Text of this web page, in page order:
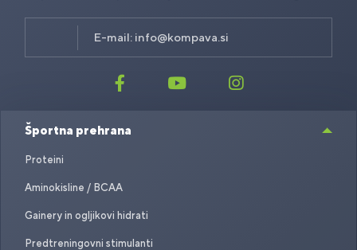
E-mail: info@kompava.si
Športna prehrana
Proteini
Aminokisline / BCAA
Gainery in ogljikovi hidrati
Predtreningovni stimulanti